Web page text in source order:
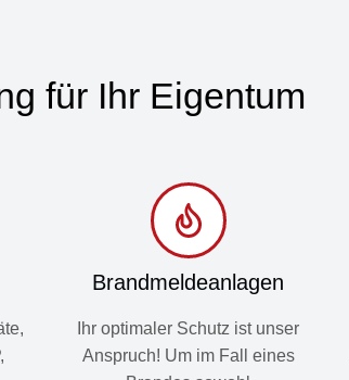
für Ihr Eigentum
Brandmeldeanlagen
Ihr optimaler Schutz ist unser
Anspruch! Um im Fall eines